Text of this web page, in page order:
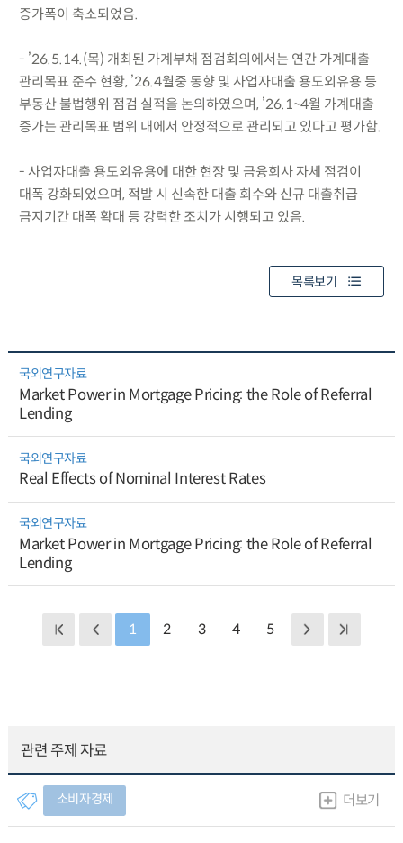
증가폭이 축소되었음.
- ’26.5.14.(목) 개최된 가계부채 점검회의에서는 연간 가계대출
관리목표 준수 현황, ’26.4월중 동향 및 사업자대출 용도외유용 등
부동산 불법행위 점검 실적을 논의하였으며, ’26.1~4월 가계대출
증가는 관리목표 범위 내에서 안정적으로 관리되고 있다고 평가함.
- 사업자대출 용도외유용에 대한 현장 및 금융회사 자체 점검이
대폭 강화되었으며, 적발 시 신속한 대출 회수와 신규 대출취급
금지기간 대폭 확대 등 강력한 조치가 시행되고 있음.
목록보기
국외연구자료
Market Power in Mortgage Pricing: the Role of Referral
Lending
국외연구자료
Real Effects of Nominal Interest Rates
국외연구자료
Market Power in Mortgage Pricing: the Role of Referral
Lending
1 2 3 4 5
관련 주제 자료
소비자경제 더보기